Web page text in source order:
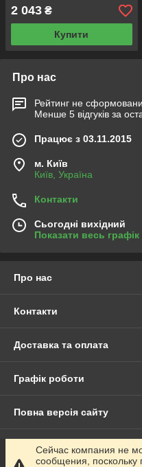
2 043 ₴
Купити
Про нас
Рейтинг не
Менше 5 відгуків за
Працює з 03.11.2015
м. Київ
Київ, Україна
Контакти
Сьогодні вихідний
Показати весь
Про нас
Контакти
Доставка та оплата
Графік роботи
Повна версія сайту
Сайт створено на
Сейчас компания не
сообщения, поскольку